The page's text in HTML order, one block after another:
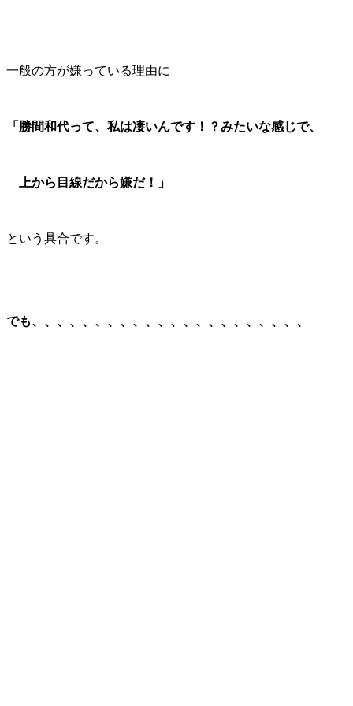
一般の方が嫌っている理由に
「勝間和代って、私は凄いんです！？みたいな感じで、
上から目線だから嫌だ！」
という具合です。
でも、、、、、、、、、、、、、、、、、、、、、、